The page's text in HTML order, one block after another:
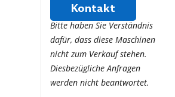
Bitte haben Sie Verständnis
dafür, dass diese Maschinen
nicht zum Verkauf stehen.
Diesbezügliche Anfragen
werden nicht beantwortet.
Kontakt